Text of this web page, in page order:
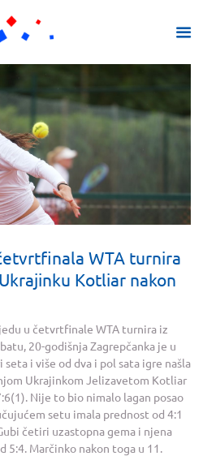
WTA turnira
Kotliar nakon
u četvrtfinale WTA turnira iz
20-godišnja Zagrepčanka je u
i više od dva i pol sata igre našla
Ukrajinkom Jelizavetom Kotliar
Nije to bio nimalo lagan posao
setu imala prednost od 4:1
četiri uzastopna gema i njena
5:4. Marčinko nakon toga u 11.